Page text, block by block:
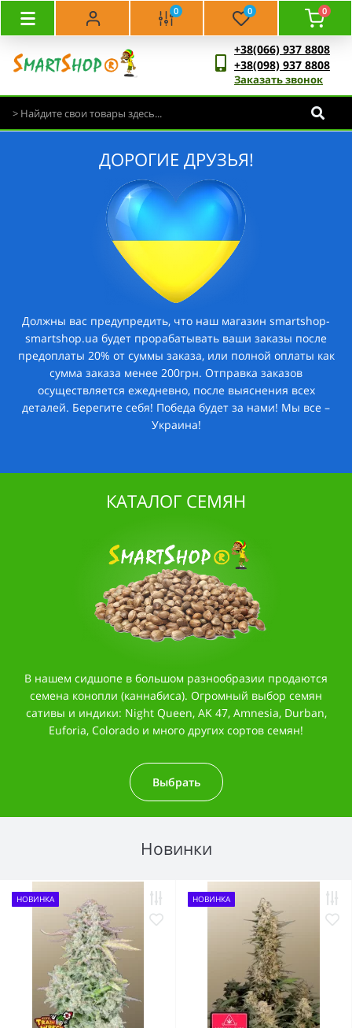
0 0 0
+38(066) 937 8808
+38(098) 937 8808
Заказать звонок
ДОРОГИЕ ДРУЗЬЯ!
Должны вас предупредить, что наш магазин smartshop-
smartshop.ua будет прорабатывать ваши заказы после
предоплаты 20% от суммы заказа, или полной оплаты как
сумма заказа менее 200грн. Отправка заказов
осуществляется ежедневно, после выяснения всех
деталей. Берегите себя! Победа будет за нами! Мы все –
Украина!
КАТАЛОГ СЕМЯН
В нашем сидшопе в большом разнообразии продаются
семена конопли (каннабиса). Огромный выбор семян
сативы и индики: Night Queen, AK 47, Amnesia, Durban,
Euforia, Colorado и много других сортов семян!
Выбрать
Новинки
НОВИНКА НОВИНКА